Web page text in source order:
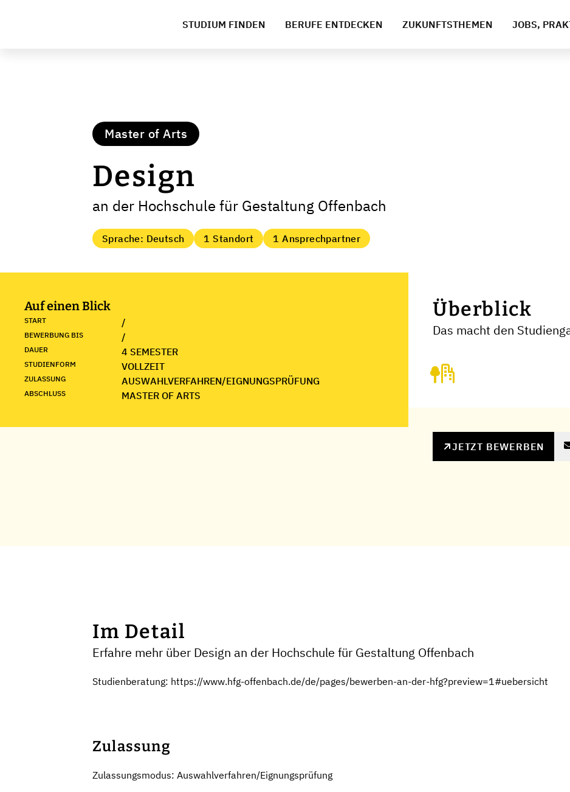
STUDIUM FINDEN BERUFE ENTDECKEN ZUKUNFTSTHEMEN JOBS,
Master of Arts
Design
an der Hochschule für Gestaltung Offenbach
Sprache: Deutsch 1 Standort 1 Ansprechpartner
Auf einen Blick
START /
BEWERBUNG BIS /
DAUER 4 SEMESTER
STUDIENFORM VOLLZEIT
ZULASSUNG AUSWAHLVERFAHREN/EIGNUNGSPRÜFUNG
ABSCHLUSS MASTER OF ARTS
Überblick
Das macht den
JETZT BEWERBEN
Im Detail
Erfahre mehr über Design an der Hochschule für Gestaltung Offenbach
Studienberatung: https://www.hfg-offenbach.de/de/pages/bewerben-an-der-hfg?preview=1#uebersicht
Zulassung
Zulassungsmodus: Auswahlverfahren/Eignungsprüfung